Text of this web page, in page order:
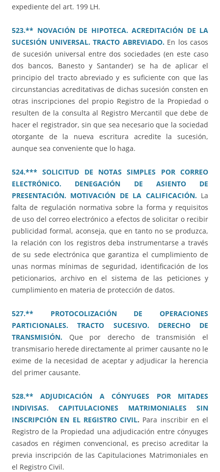
expediente del art. 199 LH.
523.** NOVACIÓN DE HIPOTECA. ACREDITACIÓN DE LA
SUCESIÓN UNIVERSAL. TRACTO ABREVIADO.En los casos
de sucesión universal entre dos sociedades (en este caso
dos bancos, Banesto y Santander) se ha de aplicar el
principio del tracto abreviado y es suficiente con que las
circunstancias acreditativas de dichas sucesión consten en
otras inscripciones del propio Registro de la Propiedad o
resulten de la consulta al Registro Mercantil que debe de
hacer el registrador, sin que sea necesario que la sociedad
otorgante de la nueva escritura acredite la sucesión,
aunque sea conveniente que lo haga.
524.*** SOLICITUD DE NOTAS SIMPLES POR CORREO
ELECTRÓNICO. DENEGACIÓN DE ASIENTO DE
PRESENTACIÓN. MOTIVACIÓN DE LA CALIFICACIÓN.La
falta de regulación normativa sobre la forma y requisitos
de uso del correo electrónico a efectos de solicitar o recibir
publicidad formal, aconseja, que en tanto no se produzca,
la relación con los registros deba instrumentarse a través
de su sede electrónica que garantiza el cumplimiento de
unas normas mínimas de seguridad, identificación de los
peticionarios, archivo en el sistema de las peticiones y
cumplimiento en materia de protección de datos.
527.** PROTOCOLIZACIÓN DE OPERACIONES
PARTICIONALES. TRACTO SUCESIVO. DERECHO DE
TRANSMISIÓN. Que por derecho de transmisión el
transmisario herede directamente al primer causante no le
exime de la necesidad de aceptar y adjudicar la herencia
del primer causante.
528.** ADJUDICACIÓN A CÓNYUGES POR MITADES
INDIVISAS. CAPITULACIONES MATRIMONIALES SIN
INSCRIPCIÓN EN EL REGISTRO CIVIL. Para inscribir en el
Registro de la Propiedad una adjudicación entre cónyuges
casados en régimen convencional, es preciso acreditar la
previa inscripción de las Capitulaciones Matrimoniales en
el Registro Civil.